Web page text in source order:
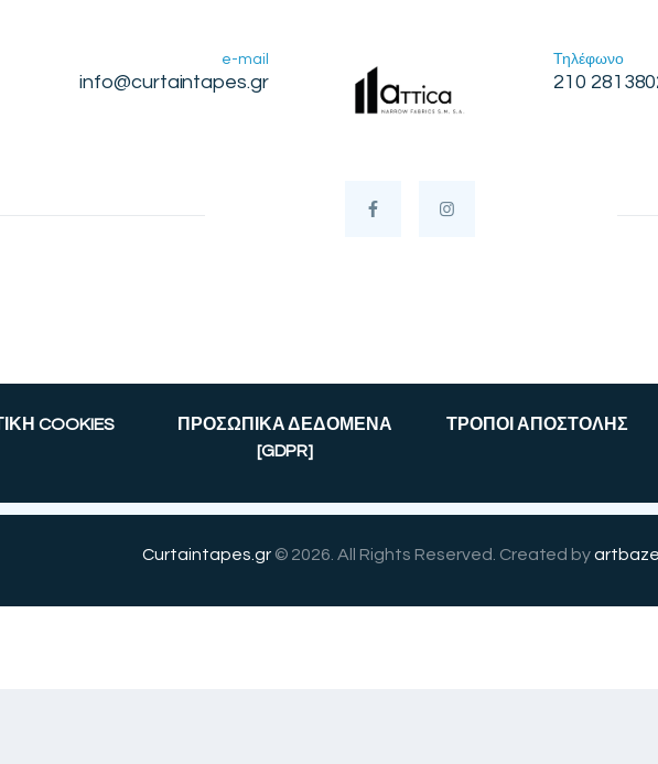
e-mail
info@curtaintapes.gr
Τηλέφωνο
210
COOKIES
ΠΡΟΣΩΠΙΚΑ ΔΕΔΟΜΕΝΑ
[GDPR]
ΤΡΟΠΟΙ ΑΠΟΣΤΟΛΗΣ
Curtaintapes.gr© 2026. All Rights Reserved. Created by